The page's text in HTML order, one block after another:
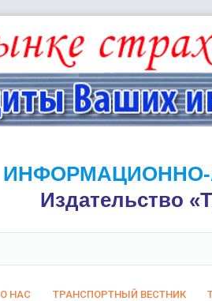
ИНФОРМАЦИОННО-
Издательство
О НАС ТРАНСПОРТНЫЙ ВЕСТНИК